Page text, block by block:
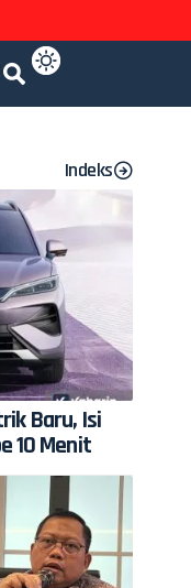
Indeks
Baru, Isi
10 Menit